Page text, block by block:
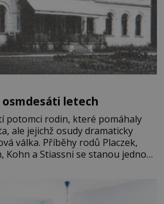
letech
potomci rodin, které pomáhaly
ale jejichž osudy dramaticky
válka. Příběhy rodů Placzek,
Kohn a Stiassni se stanou jednou
si člověk pamatuje z rodinných